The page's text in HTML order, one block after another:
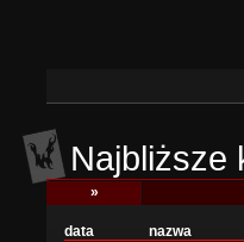
Najbliższe
»
data nazwa